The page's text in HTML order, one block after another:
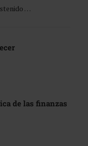
…
de las finanzas